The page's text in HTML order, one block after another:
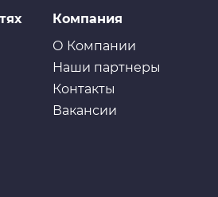
Компания
О Компании
Наши партнеры
Контакты
Вакансии